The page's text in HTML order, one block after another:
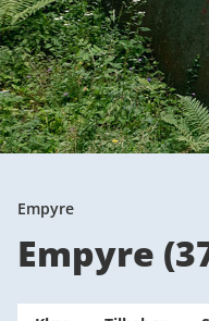
France
Empyre
Empyre (